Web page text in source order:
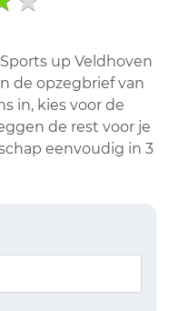
up Veldhoven
de opzegbrief van
in, kies voor de
de rest voor je
eenvoudig in 3